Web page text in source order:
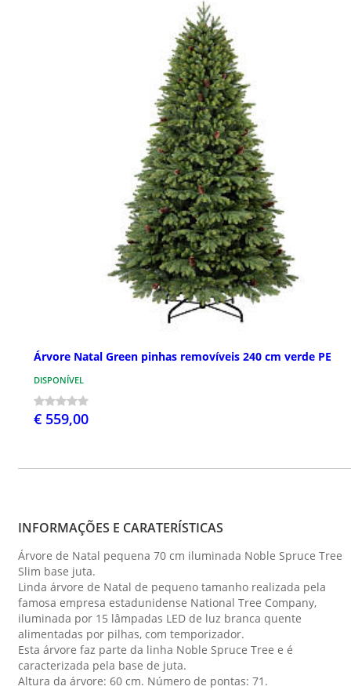
Árvore Natal Green pinhas removíveis 240 cm verde PE
DISPONÍVEL
€ 559,00
INFORMAÇÕES E CARATERÍSTICAS
Árvore de Natal pequena 70 cm iluminada Noble Spruce Tree
Slim base juta.
Linda árvore de Natal de pequeno tamanho realizada pela
famosa empresa estadunidense National Tree Company,
iluminada por 15 lâmpadas LED de luz branca quente
alimentadas por pilhas, com temporizador.
Esta árvore faz parte da linha Noble Spruce Tree e é
caracterizada pela base de juta.
Altura da árvore: 60 cm. Número de pontas: 71.